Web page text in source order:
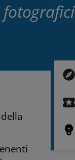
fotografici